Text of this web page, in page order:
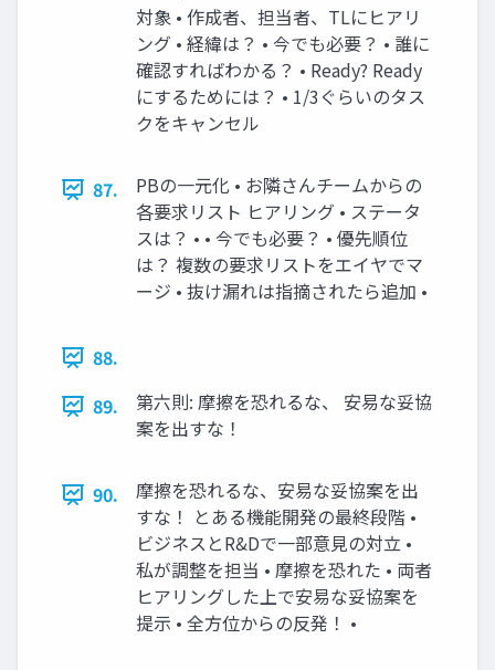
対象 • 作成者、担当者、TLにヒアリ
ング • 経緯は？ • 今でも必要？ • 誰に
確認すればわかる？ • Ready? Ready
にするためには？ • 1/3ぐらいのタス
クをキャンセル
87.
PBの一元化 • お隣さんチームからの
各要求リスト ヒアリング • ステータ
スは？ • • 今でも必要？ • 優先順位
は？ 複数の要求リストをエイヤでマ
ージ • 抜け漏れは指摘されたら追加 •
88.
89.
第六則: 摩擦を恐れるな、 安易な妥協
案を出すな！
90.
摩擦を恐れるな、安易な妥協案を出
すな！ とある機能開発の最終段階 •
ビジネスとR&Dで一部意見の対立 •
私が調整を担当 • 摩擦を恐れた • 両者
ヒアリングした上で安易な妥協案を
提示 • 全方位からの反発！ •